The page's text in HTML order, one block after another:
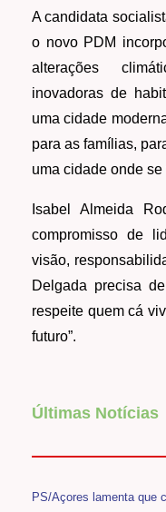
A candidata
o novo PDM
alterações
inovadoras de
uma cidade
para as famílias,
uma cidade onde se
Isabel Almeida
compromisso de
visão,
Delgada precisa
respeite quem cá
futuro”.
Últimas Notícias
PS/Açores lamenta que